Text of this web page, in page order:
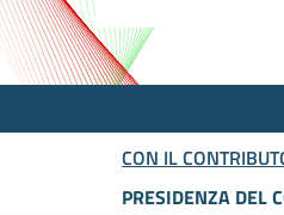
CON IL
PRESIDENZA DEL